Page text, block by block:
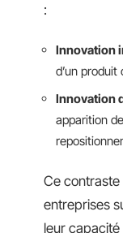
:
Innovation
d’un produit
Innovation
apparition
Ce
entreprises
leur